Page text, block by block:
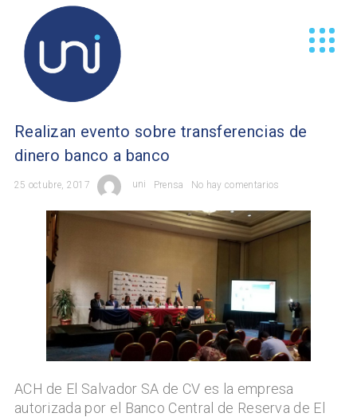
Realizan evento sobre transferencias de
dinero banco a banco
25 octubre, 2017 uni Prensa No hay comentarios
ACH de El Salvador SA de CV es la empresa
autorizada por el Banco Central de Reserva de El